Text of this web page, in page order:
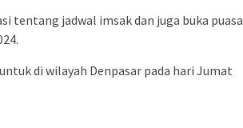
tentang jadwal imsak dan juga buka puasa
di wilayah Denpasar pada hari Jumat